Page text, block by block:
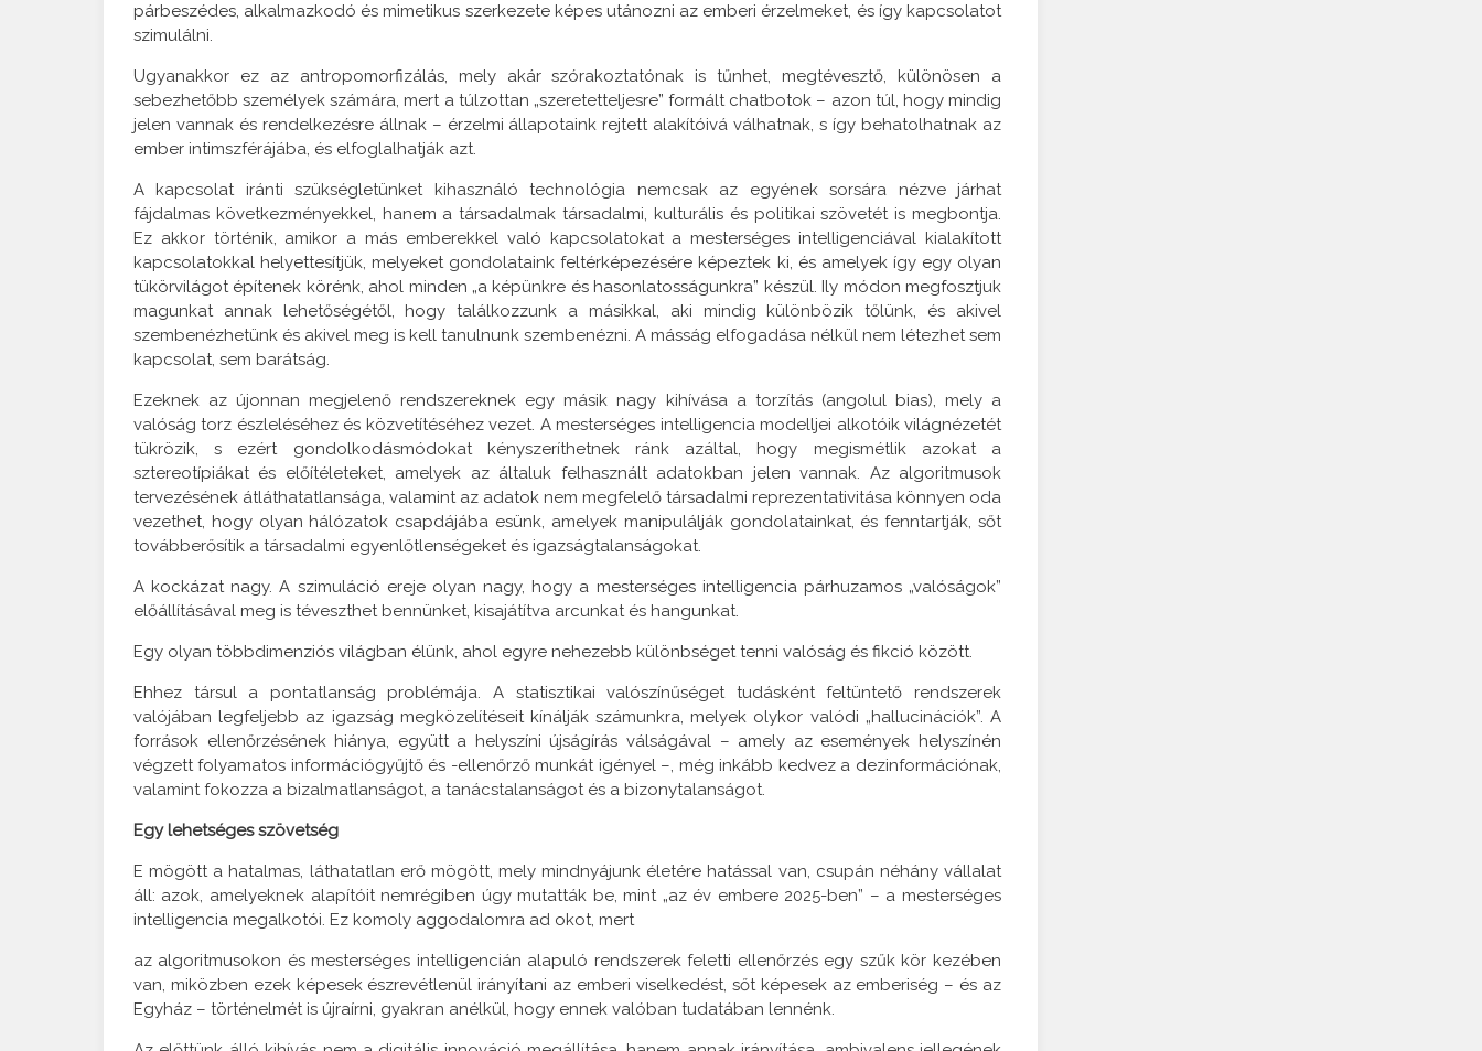
párbeszédes, alkalmazkodó és mimetikus szerkezete képes utánozni az emberi érzelmeket, és így kapcsolatot
szimulálni.
Ugyanakkor ez az antropomorfizálás, mely akár szórakoztatónak is tűnhet, megtévesztő, különösen a
sebezhetőbb személyek számára, mert a túlzottan „szeretetteljesre” formált chatbotok – azon túl, hogy mindig
jelen vannak és rendelkezésre állnak – érzelmi állapotaink rejtett alakítóivá válhatnak, s így behatolhatnak az
ember intimszférájába, és elfoglalhatják azt.
A kapcsolat iránti szükségletünket kihasználó technológia nemcsak az egyének sorsára nézve járhat
fájdalmas következményekkel, hanem a társadalmak társadalmi, kulturális és politikai szövetét is megbontja.
Ez akkor történik, amikor a más emberekkel való kapcsolatokat a mesterséges intelligenciával kialakított
kapcsolatokkal helyettesítjük, melyeket gondolataink feltérképezésére képeztek ki, és amelyek így egy olyan
tükörvilágot építenek körénk, ahol minden „a képünkre és hasonlatosságunkra” készül. Ily módon megfosztjuk
magunkat annak lehetőségétől, hogy találkozzunk a másikkal, aki mindig különbözik tőlünk, és akivel
szembenézhetünk és akivel meg is kell tanulnunk szembenézni. A másság elfogadása nélkül nem létezhet sem
kapcsolat, sem barátság.
Ezeknek az újonnan megjelenő rendszereknek egy másik nagy kihívása a torzítás (angolul bias), mely a
valóság torz észleléséhez és közvetítéséhez vezet. A mesterséges intelligencia modelljei alkotóik világnézetét
tükrözik, s ezért gondolkodásmódokat kényszeríthetnek ránk azáltal, hogy megismétlik azokat a
sztereotípiákat és előítéleteket, amelyek az általuk felhasznált adatokban jelen vannak. Az algoritmusok
tervezésének átláthatatlansága, valamint az adatok nem megfelelő társadalmi reprezentativitása könnyen oda
vezethet, hogy olyan hálózatok csapdájába esünk, amelyek manipulálják gondolatainkat, és fenntartják, sőt
továbberősítik a társadalmi egyenlőtlenségeket és igazságtalanságokat.
A kockázat nagy. A szimuláció ereje olyan nagy, hogy a mesterséges intelligencia párhuzamos „valóságok”
előállításával meg is téveszthet bennünket, kisajátítva arcunkat és hangunkat.
Egy olyan többdimenziós világban élünk, ahol egyre nehezebb különbséget tenni valóság és fikció között.
Ehhez társul a pontatlanság problémája. A statisztikai valószínűséget tudásként feltüntető rendszerek
valójában legfeljebb az igazság megközelítéseit kínálják számunkra, melyek olykor valódi „hallucinációk”. A
források ellenőrzésének hiánya, együtt a helyszíni újságírás válságával – amely az események helyszínén
végzett folyamatos információgyűjtő és -ellenőrző munkát igényel –, még inkább kedvez a dezinformációnak,
valamint fokozza a bizalmatlanságot, a tanácstalanságot és a bizonytalanságot.
Egy lehetséges szövetség
E mögött a hatalmas, láthatatlan erő mögött, mely mindnyájunk életére hatással van, csupán néhány vállalat
áll: azok, amelyeknek alapítóit nemrégiben úgy mutatták be, mint „az év embere 2025-ben” – a mesterséges
intelligencia megalkotói. Ez komoly aggodalomra ad okot, mert
az algoritmusokon és mesterséges intelligencián alapuló rendszerek feletti ellenőrzés egy szűk kör kezében
van, miközben ezek képesek észrevétlenül irányítani az emberi viselkedést, sőt képesek az emberiség – és az
Egyház – történelmét is újraírni, gyakran anélkül, hogy ennek valóban tudatában lennénk.